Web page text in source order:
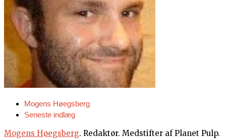
Mogens Høegsberg
Seneste indlæg
Mogens Høegsberg. Redaktør. Medstifter af Planet Pulp.